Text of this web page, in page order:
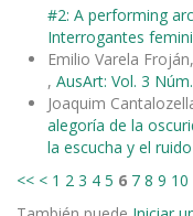
#2: A performing
Interrogantes
Emilio Varela Froján,
, AusArt: Vol. 3
Joaquim
alegoría de la
la escucha y el ruido
<< < 1 2 3 4 5 6 7 8 9 10